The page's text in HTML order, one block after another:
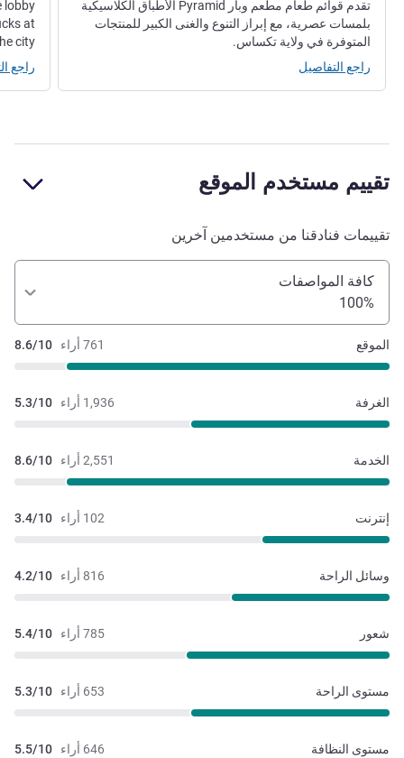
تقدم قوائم طعام مطعم وبار Pyramid الأطباق الكلاسيكية
بلمسات عصرية، مع إبراز التنوع والغنى الكبير للمنتجات
المتوفرة في ولاية تكساس.
راجع التفاصيل
lobby
at
city.
راجع
تقييم مستخدم الموقع
تقييمات فنادقنا من مستخدمين آخرين
كافة المواصفات
100%
761 أراء 8.6/10 الموقع
1,936 أراء 5.3/10 الغرفة
2,551 أراء 8.6/10 الخدمة
102 أراء 3.4/10 إنترنت
816 أراء 4.2/10 وسائل الراحة
785 أراء 5.4/10 شعور
653 أراء 5.3/10 مستوى الراحة
646 أراء 5.5/10 مستوى النظافة